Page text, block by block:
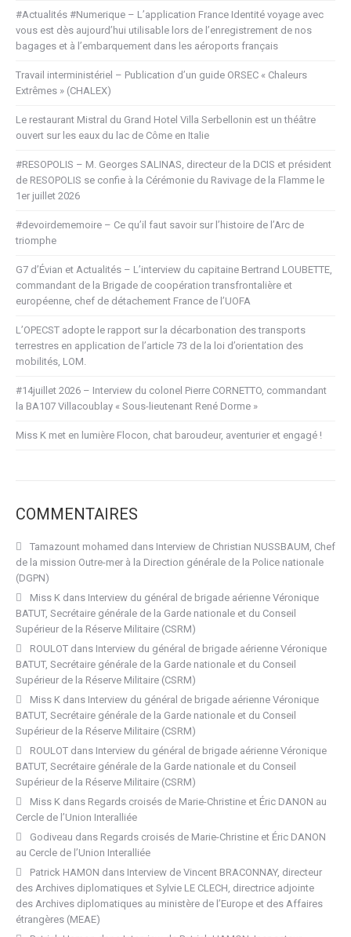
#Actualités #Numerique – L’application France Identité voyage avec
vous est dès aujourd’hui utilisable lors de l’enregistrement de nos
bagages et à l’embarquement dans les aéroports français
Travail interministériel – Publication d’un guide ORSEC « Chaleurs
Extrêmes » (CHALEX)
Le restaurant Mistral du Grand Hotel Villa Serbellonin est un théâtre
ouvert sur les eaux du lac de Côme en Italie
#RESOPOLIS – M. Georges SALINAS, directeur de la DCIS et président
de RESOPOLIS se confie à la Cérémonie du Ravivage de la Flamme le
1er juillet 2026
#devoirdememoire – Ce qu’il faut savoir sur l’histoire de l’Arc de
triomphe
G7 d’Évian et Actualités – L’interview du capitaine Bertrand LOUBETTE,
commandant de la Brigade de coopération transfrontalière et
européenne, chef de détachement France de l’UOFA
L’OPECST adopte le rapport sur la décarbonation des transports
terrestres en application de l’article 73 de la loi d’orientation des
mobilités, LOM.
#14juillet 2026 – Interview du colonel Pierre CORNETTO, commandant
la BA107 Villacoublay « Sous-lieutenant René Dorme »
Miss K met en lumière Flocon, chat baroudeur, aventurier et engagé !
COMMENTAIRES
Tamazount mohamed dans Interview de Christian NUSSBAUM, Chef
de la mission Outre-mer à la Direction générale de la Police nationale
(DGPN)
Miss K dans Interview du général de brigade aérienne Véronique
BATUT, Secrétaire générale de la Garde nationale et du Conseil
Supérieur de la Réserve Militaire (CSRM)
ROULOT dans Interview du général de brigade aérienne Véronique
BATUT, Secrétaire générale de la Garde nationale et du Conseil
Supérieur de la Réserve Militaire (CSRM)
Miss K dans Interview du général de brigade aérienne Véronique
BATUT, Secrétaire générale de la Garde nationale et du Conseil
Supérieur de la Réserve Militaire (CSRM)
ROULOT dans Interview du général de brigade aérienne Véronique
BATUT, Secrétaire générale de la Garde nationale et du Conseil
Supérieur de la Réserve Militaire (CSRM)
Miss K dans Regards croisés de Marie-Christine et Éric DANON au
Cercle de l’Union Interalliée
Godiveau dans Regards croisés de Marie-Christine et Éric DANON
au Cercle de l’Union Interalliée
Patrick HAMON dans Interview de Vincent BRACONNAY, directeur
des Archives diplomatiques et Sylvie LE CLECH, directrice adjointe
des Archives diplomatiques au ministère de l’Europe et des Affaires
étrangères (MEAE)